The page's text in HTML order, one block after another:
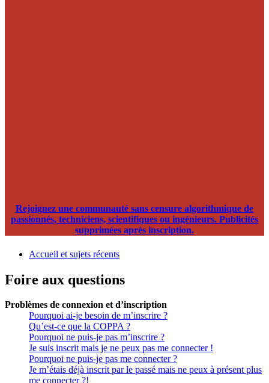
Rejoignez une communauté sans censure algorithmique de
passionnés, techniciens, scientifiques ou ingénieurs. Publicités
supprimées après inscription.
Accueil et sujets récents
Foire aux questions
Problèmes de connexion et d’inscription
Pourquoi ai-je besoin de m’inscrire ?
Qu’est-ce que la COPPA ?
Pourquoi ne puis-je pas m’inscrire ?
Je suis inscrit mais je ne peux pas me connecter !
Pourquoi ne puis-je pas me connecter ?
Je m’étais déjà inscrit par le passé mais ne peux à présent plus
me connecter ?!